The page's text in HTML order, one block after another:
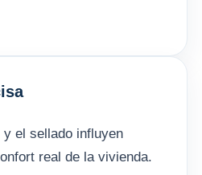
el sellado influyen
real de la vivienda.